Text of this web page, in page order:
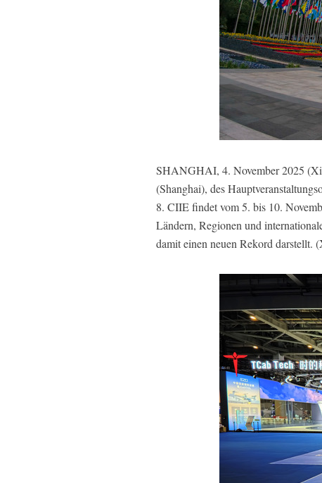
SHANGHAI, 4. November 2025
(Shanghai), des
8. CIIE findet vom 5. bis 10.
Ländern, Regionen und
damit einen neuen Rekord darstellt.